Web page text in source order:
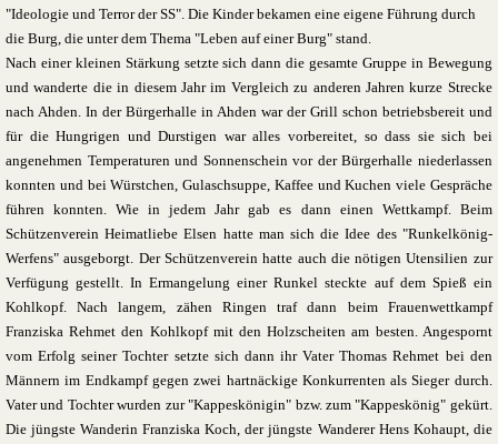
"Ideologie und Terror der SS". Die Kinder bekamen eine eigene Führung durch
die Burg, die unter dem Thema "Leben auf einer Burg" stand.
Nach einer kleinen Stärkung setzte sich dann die gesamte Gruppe in Bewegung
und wanderte die in diesem Jahr im Vergleich zu anderen Jahren kurze Strecke
nach Ahden. In der Bürgerhalle in Ahden war der Grill schon betriebsbereit und
für die Hungrigen und Durstigen war alles vorbereitet, so dass sie sich bei
angenehmen Temperaturen und Sonnenschein vor der Bürgerhalle niederlassen
konnten und bei Würstchen, Gulaschsuppe, Kaffee und Kuchen viele Gespräche
führen konnten. Wie in jedem Jahr gab es dann einen Wettkampf. Beim
Schützenverein Heimatliebe Elsen hatte man sich die Idee des "Runkelkönig-
Werfens" ausgeborgt. Der Schützenverein hatte auch die nötigen Utensilien zur
Verfügung gestellt. In Ermangelung einer Runkel steckte auf dem Spieß ein
Kohlkopf. Nach langem, zähen Ringen traf dann beim Frauenwettkampf
Franziska Rehmet den Kohlkopf mit den Holzscheiten am besten. Angespornt
vom Erfolg seiner Tochter setzte sich dann ihr Vater Thomas Rehmet bei den
Männern im Endkampf gegen zwei hartnäckige Konkurrenten als Sieger durch.
Vater und Tochter wurden zur "Kappeskönigin" bzw. zum "Kappeskönig" gekürt.
Die jüngste Wanderin Franziska Koch, der jüngste Wanderer Hens Kohaupt, die